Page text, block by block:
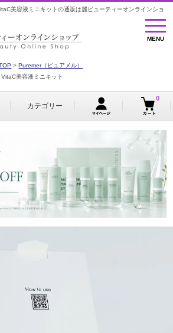
美容液ミニキットの通販は麗ビューティーオンラインショ
MENU
MENU
Puremer（ピュアメル）
美容液ミニキット
カテゴリー
0